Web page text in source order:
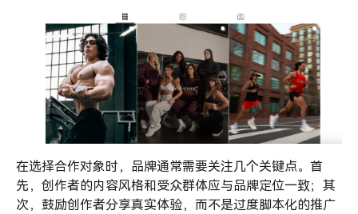
在选择合作对象时，品牌通常需要关注几个关键点。首
先，创作者的内容风格和受众群体应与品牌定位一致；其
次，鼓励创作者分享真实体验，而不是过度脚本化的推广